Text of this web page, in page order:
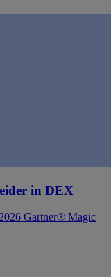
in DEX
Gartner® Magic